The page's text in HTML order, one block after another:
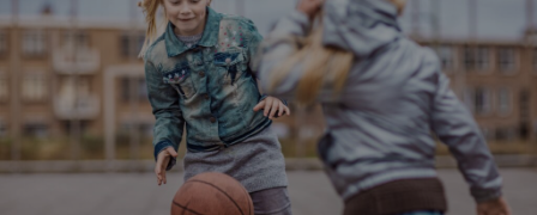
meer
Standpunten